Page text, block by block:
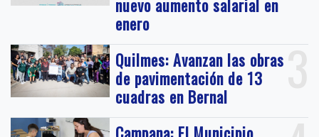
nuevo aumento salarial en
enero
3
Quilmes: Avanzan las obras
de pavimentación de 13
cuadras en Bernal
Campana: El Municipio